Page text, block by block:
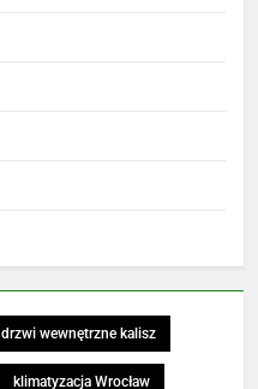
drzwi wewnętrzne kalisz
klimatyzacja Wrocław